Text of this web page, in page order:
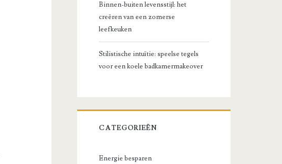
Binnen-buiten levensstijl: het
creëren van een zomerse
leefkeuken
Stilistische intuïtie: speelse tegels
voor een koele badkamermakeover
CATEGORIEËN
Energie besparen